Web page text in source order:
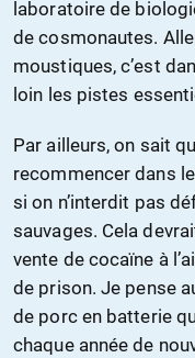
laboratoire de
de cosmonautes.
moustiques, c’est
loin les pistes
Par ailleurs, on sait
recommencer dans
si on n’interdit pas
sauvages. Cela
vente de cocaïne à
de prison. Je pense
de porc en batterie
chaque année de